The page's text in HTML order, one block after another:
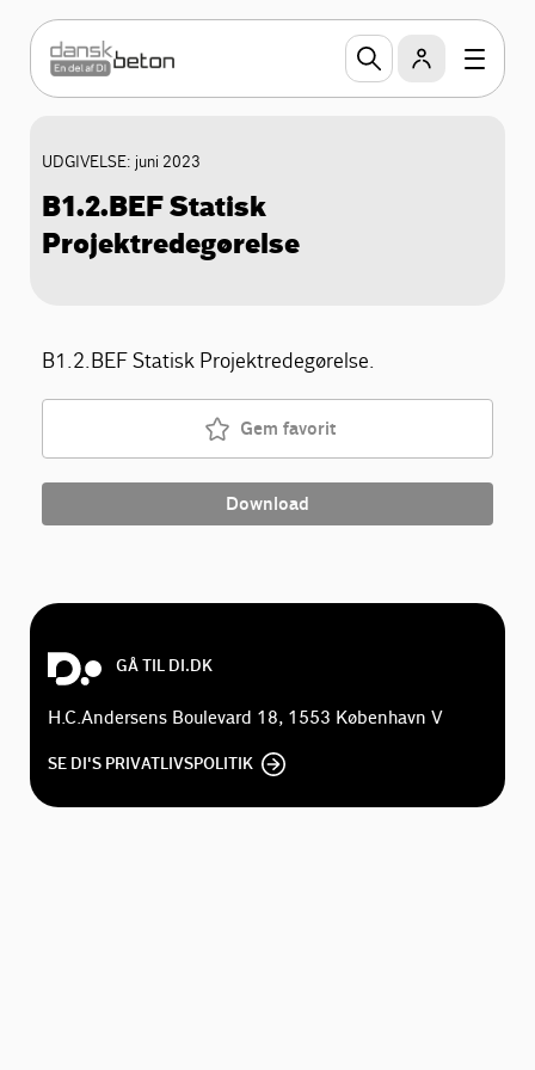
UDGIVELSE: juni 2023
B1.2.BEF Statisk
Projektredegørelse
B1.2.BEF Statisk Projektredegørelse.
Gem favorit
Download
GÅ TIL DI.DK
H.C.Andersens Boulevard 18, 1553 København V
SE DI'S PRIVATLIVSPOLITIK